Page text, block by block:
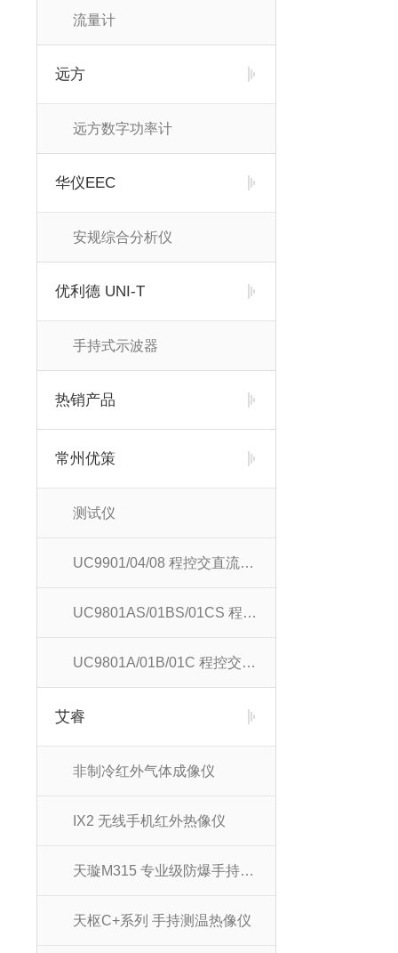
流量计
远方
远方数字功率计
华仪EEC
安规综合分析仪
优利德 UNI-T
手持式示波器
热销产品
常州优策
测试仪
UC9901/04/08 程控交直流耐压测试仪
UC9801AS/01BS/01CS 程控交直流耐压测试仪
UC9801A/01B/01C 程控交直流耐压测试仪
艾睿
非制冷红外气体成像仪
IX2 无线手机红外热像仪
天璇M315 专业级防爆手持热像仪
天枢C+系列 手持测温热像仪